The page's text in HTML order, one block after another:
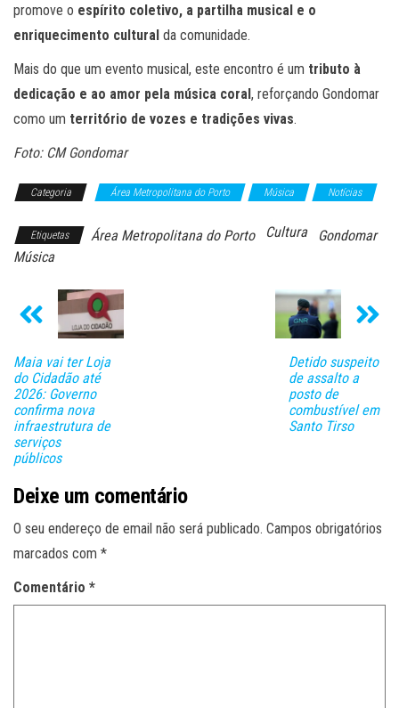
promove o espírito coletivo, a partilha musical e o
enriquecimento cultural da comunidade.
Mais do que um evento musical, este encontro é um tributo à
dedicação e ao amor pela música coral, reforçando Gondomar
como um território de vozes e tradições vivas.
Foto: CM Gondomar
Categoria Área Metropolitana do Porto Música Notícias
Etiquetas Área Metropolitana do Porto Cultura
Gondomar
Música
Maia vai ter Loja
do Cidadão até
2026: Governo
confirma nova
infraestrutura de
serviços
públicos
Detido suspeito
de assalto a
posto de
combustível em
Santo Tirso
Deixe um comentário
O seu endereço de email não será publicado. Campos obrigatórios
marcados com *
Comentário *